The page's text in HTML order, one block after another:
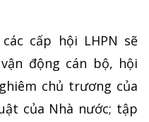
cấp hội LHPN sẽ
động cán bộ, hội
chủ trương của
của Nhà nước; tập